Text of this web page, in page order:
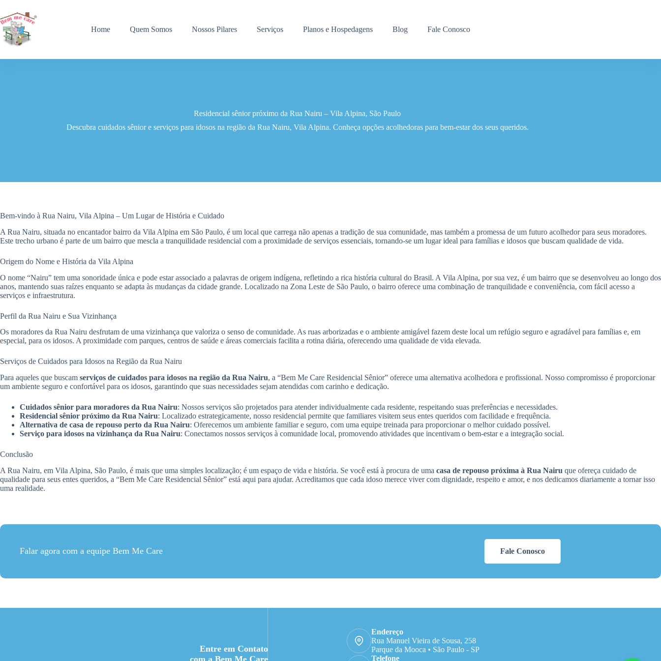
para
o
conteúdo
Home Quem Somos Nossos Pilares Serviços Planos e Hospedagens Blog Fale Conosco
Residencial sênior próximo da Rua Nairu – Vila Alpina, São Paulo
Descubra cuidados sênior e serviços para idosos na região da Rua Nairu, Vila Alpina. Conheça opções acolhedoras para bem-estar dos seus queridos.
Bem-vindo à Rua Nairu, Vila Alpina – Um Lugar de História e Cuidado
A Rua Nairu, situada no encantador bairro da Vila Alpina em São Paulo, é um local que carrega não apenas a tradição de sua comunidade, mas também a promessa de um futuro acolhedor para seus moradores.
Este trecho urbano é parte de um bairro que mescla a tranquilidade residencial com a proximidade de serviços essenciais, tornando-se um lugar ideal para famílias e idosos que buscam qualidade de vida.
Origem do Nome e História da Vila Alpina
O nome “Nairu” tem uma sonoridade única e pode estar associado a palavras de origem indígena, refletindo a rica história cultural do Brasil. A Vila Alpina, por sua vez, é um bairro que se desenvolveu ao longo dos
anos, mantendo suas raízes enquanto se adapta às mudanças da cidade grande. Localizado na Zona Leste de São Paulo, o bairro oferece uma combinação de tranquilidade e conveniência, com fácil acesso a
serviços e infraestrutura.
Perfil da Rua Nairu e Sua Vizinhança
Os moradores da Rua Nairu desfrutam de uma vizinhança que valoriza o senso de comunidade. As ruas arborizadas e o ambiente amigável fazem deste local um refúgio seguro e agradável para famílias e, em
especial, para os idosos. A proximidade com parques, centros de saúde e áreas comerciais facilita a rotina diária, oferecendo uma qualidade de vida elevada.
Serviços de Cuidados para Idosos na Região da Rua Nairu
Para aqueles que buscam serviços de cuidados para idosos na região da Rua Nairu, a “Bem Me Care Residencial Sênior” oferece uma alternativa acolhedora e profissional. Nosso compromisso é proporcionar
um ambiente seguro e confortável para os idosos, garantindo que suas necessidades sejam atendidas com carinho e dedicação.
Cuidados sênior para moradores da Rua Nairu: Nossos serviços são projetados para atender individualmente cada residente, respeitando suas preferências e necessidades.
Residencial sênior próximo da Rua Nairu: Localizado estrategicamente, nosso residencial permite que familiares visitem seus entes queridos com facilidade e frequência.
Alternativa de casa de repouso perto da Rua Nairu: Oferecemos um ambiente familiar e seguro, com uma equipe treinada para proporcionar o melhor cuidado possível.
Serviço para idosos na vizinhança da Rua Nairu: Conectamos nossos serviços à comunidade local, promovendo atividades que incentivam o bem-estar e a integração social.
Conclusão
A Rua Nairu, em Vila Alpina, São Paulo, é mais que uma simples localização; é um espaço de vida e história. Se você está à procura de uma casa de repouso próxima à Rua Nairu que ofereça cuidado de
qualidade para seus entes queridos, a “Bem Me Care Residencial Sênior” está aqui para ajudar. Acreditamos que cada idoso merece viver com dignidade, respeito e amor, e nos dedicamos diariamente a tornar isso
uma realidade.
Falar agora com a equipe Bem Me Care Fale Conosco
Entre em Contato
com a Bem Me Care
Endereço
Rua Manuel Vieira de Sousa, 258
Parque da Mooca • São Paulo - SP
Telefone